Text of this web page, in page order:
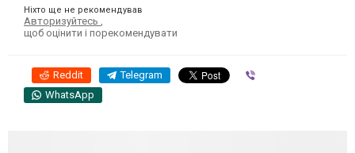
Ніхто ще не рекомендував
Авторизуйтесь ,
щоб оцінити і порекомендувати
Reddit Telegram
WhatsApp